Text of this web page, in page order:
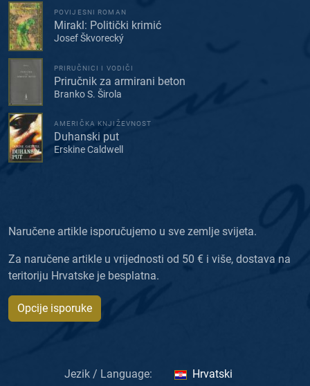
POVIJESNI ROMAN
Mirakl: Politički krimić
Josef Škvorecký
PRIRUČNICI I VODIČI
Priručnik za armirani beton
Branko S. Širola
AMERIČKA KNJIŽEVNOST
Duhanski put
Erskine Caldwell
Naručene artikle isporučujemo u sve zemlje svijeta.
Za naručene artikle u vrijednosti od 50 € i više, dostava na
teritoriju Hrvatske je besplatna.
Opcije isporuke
Jezik / Language: Hrvatski